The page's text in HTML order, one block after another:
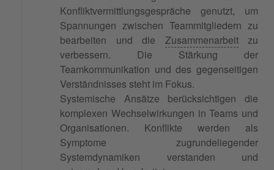
Konfliktvermittlungsgespräche genutzt, um
Spannungen zwischen Teammitgliedern zu
bearbeiten und die Zusammenarbeitzu
verbessern. Die Stärkung der
Teamkommunikation und des gegenseitigen
Verständnisses steht im Fokus.
Systemische Ansätze berücksichtigen die
komplexen Wechselwirkungen in Teams und
Organisationen. Konflikte werden als
Symptome zugrundeliegender
Systemdynamiken verstanden und